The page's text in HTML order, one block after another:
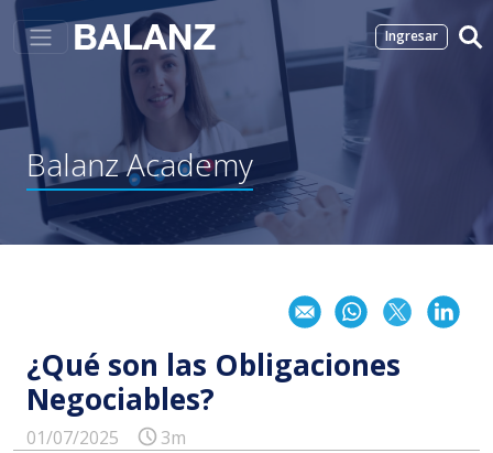
Ingresar
BalanzAcademy
¿Qué son las Obligaciones
Negociables?
01/07/2025 3m